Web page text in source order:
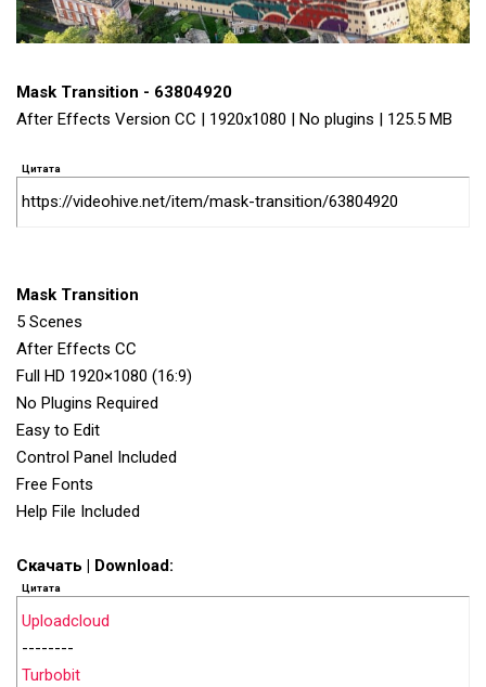
Mask Transition - 63804920
After Effects Version CC | 1920x1080 | No plugins | 125.5 MB
Цитата
https://videohive.net/item/mask-transition/63804920
Mask Transition
5 Scenes
After Effects CC
Full HD 1920×1080 (16:9)
No Plugins Required
Easy to Edit
Control Panel Included
Free Fonts
Help File Included
Скачать | Download:
Цитата
Uploadcloud
--------
Turbobit